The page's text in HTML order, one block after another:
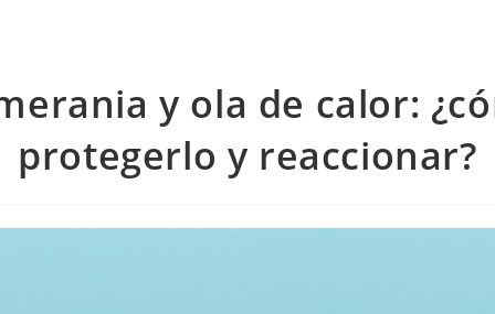
y ola de calor:
protegerlo y reaccionar?